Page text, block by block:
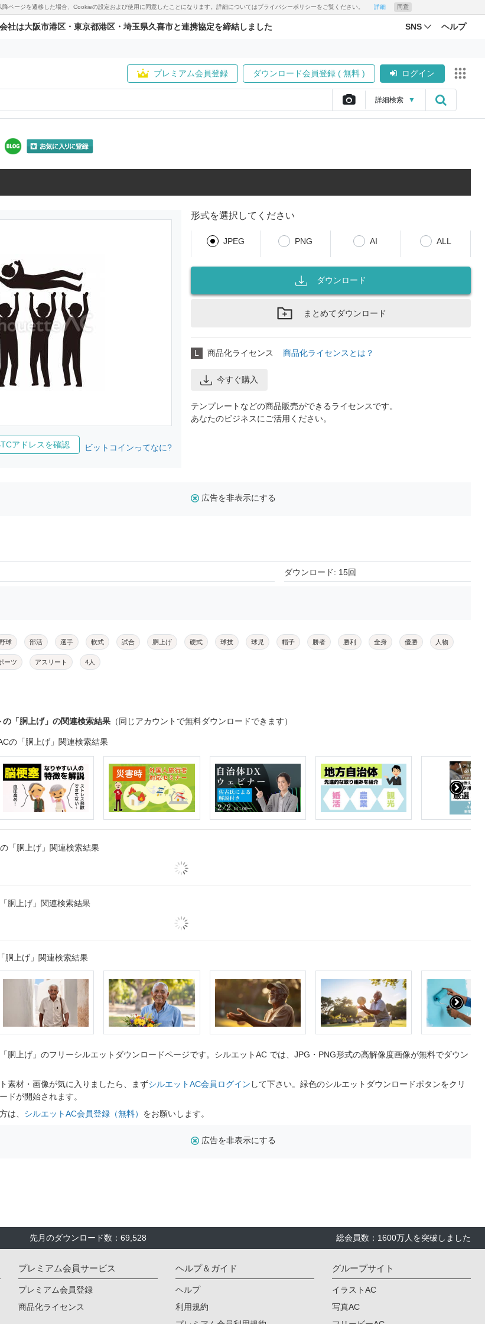
ページを遷移した場合、Cookieの設定および使用に同意したことになります。詳細についてはプライバシーポリシーをご覧ください。 詳細 同意
社は大阪市港区・東京都港区・埼玉県久喜市と連携協定を締結しました SNS ヘルプ
プレミアム会員登録 ダウンロード会員登録 ( 無料 ) ログイン
詳細検索 ▼
アドレスを確認 ビットコインってなに?
形式を選択してください
JPEG PNG AI ALL
ダウンロード
まとめてダウンロード
L 商品化ライセンス 商品化ライセンスとは？
今すぐ購入
テンプレートなどの商品販売ができるライセンスです。
あなたのビジネスにご活用ください。
広告を非表示にする
ダウンロード: 15回
球 部活 選手 軟式 試合 胴上げ 硬式 球技 球児 帽子 勝者 勝利 全身 優勝 人物
ーツ アスリート 4人
「胴上げ」の関連検索結果 （同じアカウントで無料ダウンロードできます）
の「胴上げ」関連検索結果
「胴上げ」関連検索結果
胴上げ」関連検索結果
胴上げ」関連検索結果
胴上げ」のフリーシルエットダウンロードページです。シルエットAC では、JPG・PNG形式の高解像度画像が無料でダウン
素材・画像が気に入りましたら、まずシルエットAC会員ログイン して下さい。緑色のシルエットダウンロードボタンをクリ
ドが開始されます。
は、 シルエットAC会員登録（無料） をお願いします。
広告を非表示にする
先月のダウンロード数：69,528 総会員数：1600万人を突破しました
プレミアム会員サービス
プレミアム会員登録
商品化ライセンス
ヘルプ＆ガイド
ヘルプ
利用規約
グループサイト
イラストAC
写真AC